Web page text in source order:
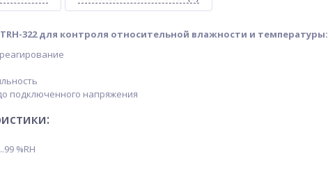
322 для контроля относительной влажности и температуры:
подключенного напряжения
%RH